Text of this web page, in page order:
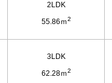
2LDK
55.86ｍ2
3LDK
62.28ｍ2